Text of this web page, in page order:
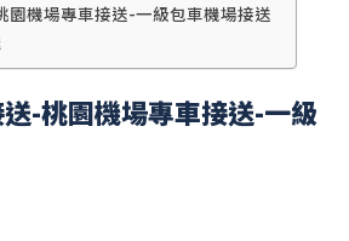
園機場專車接送-一級包車機場接送
-桃園機場專車接送-一級